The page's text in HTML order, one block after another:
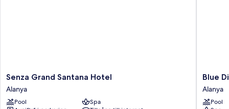
Senza
Grand
Santana
Hotel
Senza Grand Santana Hotel
Alanya
Pool
Spa
Blue
Alya
Hotel
Blue
Alanya
Pool